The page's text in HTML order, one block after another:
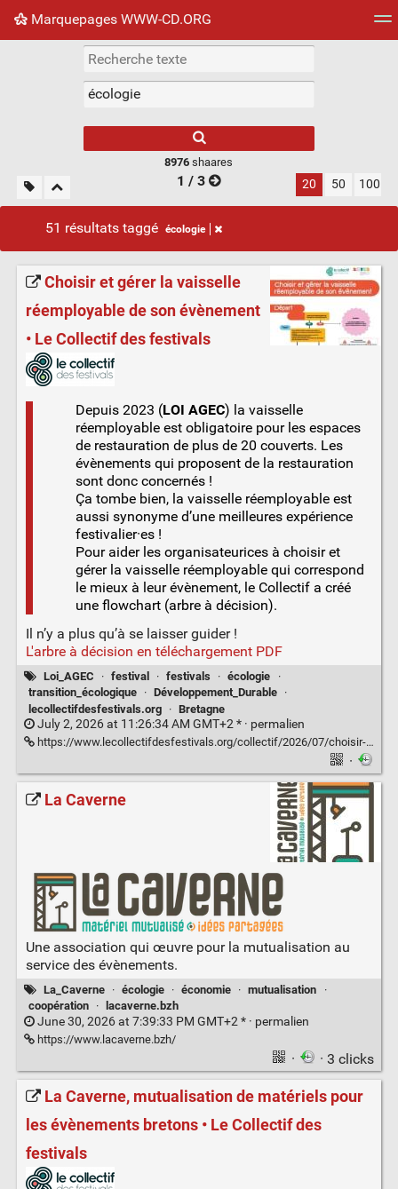
Marquepages WWW-CD.ORG
Nuage de tags Mur d'images
8976 shaares
1 / 3 20 50 100
51 résultats taggé écologie
Choisir et gérer la vaisselle
réemployable de son évènement
• Le Collectif des festivals
Depuis 2023 (LOI AGEC) la vaisselle
réemployable est obligatoire pour les espaces
de restauration de plus de 20 couverts. Les
évènements qui proposent de la restauration
sont donc concernés !
Ça tombe bien, la vaisselle réemployable est
aussi synonyme d’une meilleures expérience
festivalier·es !
Pour aider les organisateurices à choisir et
gérer la vaisselle réemployable qui correspond
le mieux à leur évènement, le Collectif a créé
une flowchart (arbre à décision).
Il n’y a plus qu’à se laisser guider !
L'arbre à décision en téléchargement PDF
Loi_AGEC · festival · festivals · écologie
·
transition_écologique
· Développement_Durable
·
lecollectifdesfestivals.org
· Bretagne
July 2, 2026 at 11:26:34 AM GMT+2 * · permalien
https://www.lecollectifdesfestivals.org/collectif/2026/07/choisir-et-gerer-la-vaisselle-reemployable-de-son-evenement/
·
La Caverne
Une association qui œuvre pour la mutualisation au
service des évènements.
La_Caverne · écologie · économie · mutualisation
·
coopération
· lacaverne.bzh
June 30, 2026 at 7:39:33 PM GMT+2 * · permalien
https://www.lacaverne.bzh/
· · 3 clicks
La Caverne, mutualisation de matériels pour
les évènements bretons • Le Collectif des
festivals